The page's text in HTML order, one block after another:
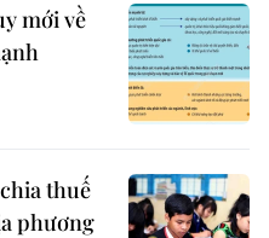
mới về
thuế
phương